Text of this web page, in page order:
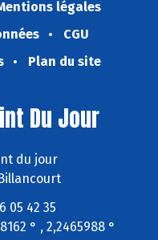
légales
CGU
Plan du site
Du Jour
du jour
05 42 35
° , 2,2465988 °